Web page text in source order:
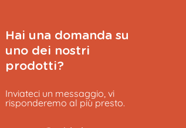
Hai una domanda su
uno dei nostri
prodotti?
Inviateci un messaggio, vi
risponderemo al più presto.